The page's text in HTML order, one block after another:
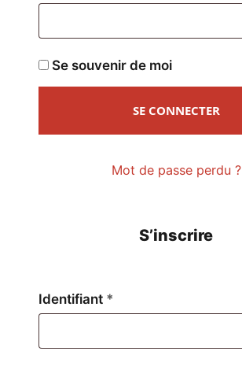
Se souvenir de moi
SE CONNECTER
Mot de passe perdu ?
S’inscrire
Identifiant *